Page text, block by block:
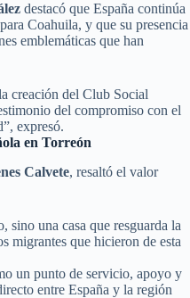
destacó que España continúa
Coahuila, y que su presencia
emblemáticas que han
creación del Club Social
del compromiso con el
expresó.
en Torreón
Calvete, resaltó el valor
sino una casa que resguarda la
migrantes que hicieron de esta
un punto de servicio, apoyo y
entre España y la región